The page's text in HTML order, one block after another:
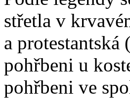
střetla v
a
pohřbeni u
pohřbeni ve